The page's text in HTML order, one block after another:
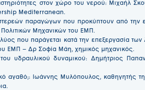
στον χώρο του νερού: Μιχαήλ
Mediterranean.
παραγώγων που προκύπτουν από
Μηχανικών του ΕΜΠ.
που παράγεται κατά την επεξεργασία
ΕΜΠ – Δρ Σοφία Μάη, χημικός μηχανικός.
του υδραυλικού δυναμικού: Δημήτριος
αγαθό;: Ιωάννης Μυλόπουλος, καθηγητής